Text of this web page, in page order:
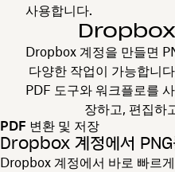
사용합니다.
Dropbox 계정을 만들면
다양한 작업이 가능합니
PDF 도구와 워크플로를
장하고, 편집하
PDF 변환 및 저장
Dropbox 계정에서 PNG
Dropbox 계정에서 바로 빠르